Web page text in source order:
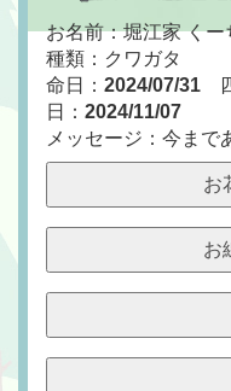
お名前：堀江家 くー
種類：クワガタ
命日： 2024/07/31
日： 2024/11/07
メッセージ：今まで
お
お